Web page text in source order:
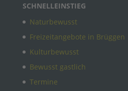
SCHNELLEINSTIEG
Naturbewusst
Freizeitangebote in Brüggen
Kulturbewusst
Bewusst gastlich
Termine